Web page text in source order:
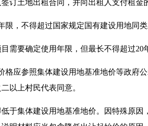
订土地出租合同，并向出租人支付租金
不得超过国家规定国有建设用地同类
要确定使用年限，但最长不得超过20
参照集体建设用地基准地价等政府
以上村民代表同意。
集体建设用地基准地价。因特殊原因